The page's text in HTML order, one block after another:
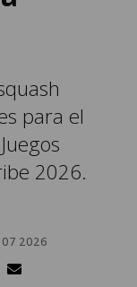
para el
2026.
2026